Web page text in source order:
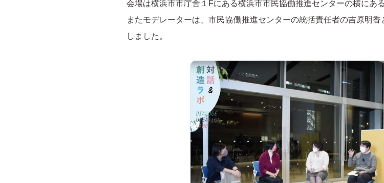
会場は横浜市市庁舎１Fにある横浜市市民協働推進センターの横にあ
またモデレーターは、市民協働推進センターの統括責任者の吉原明
しました。